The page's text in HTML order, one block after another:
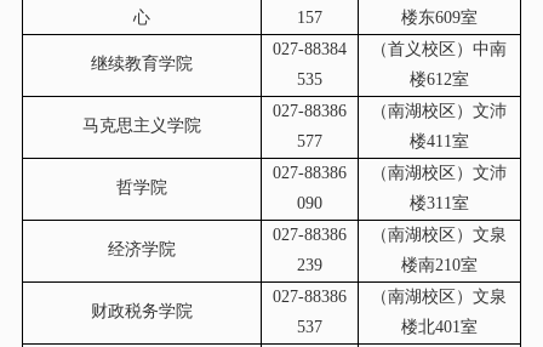
心
157
楼东609室
继续教育学院
027-88384
535
（首义校区）中南
楼612室
马克思主义学院
027-88386
577
（南湖校区）文沛
楼411室
哲学院
027-88386
090
（南湖校区）文沛
楼311室
经济学院
027-88386
239
（南湖校区）文泉
楼南210室
财政税务学院
027-88386
537
（南湖校区）文泉
楼北401室